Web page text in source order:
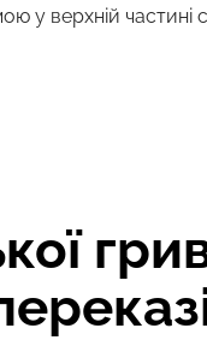
у верхній частині